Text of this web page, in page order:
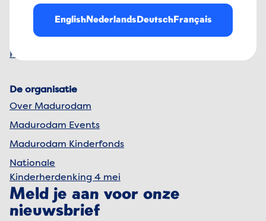
Openingstijden
Adres en route
Praktische informatie
Vacatures
Pers
De organisatie
Over Madurodam
Madurodam Events
Madurodam Kinderfonds
Nationale
Kinderherdenking 4 mei
Meld je aan voor onze
nieuwsbrief
EnglishNederlandsDeutschFrançais